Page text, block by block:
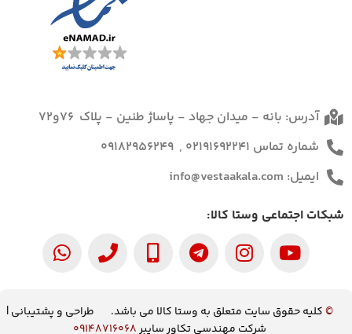
آدرس: بانه - میدان جهاد - پاساژ طنین - پلاک 76و72
شماره تماس 02191692241 , 09182956249
ایمیل: info@vestaakala.com
شبکات اجتماعی وستا کالا:
©کلیه حقوق سایت متعلق به وستا کالا می باشد. طراحی و پشتیبانی |
شرکت مهندسی تکاور سایبر09148716068